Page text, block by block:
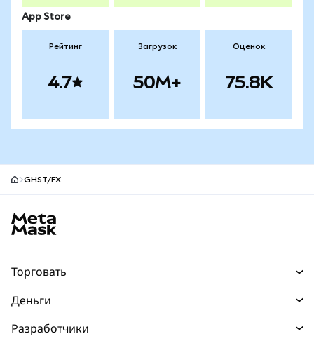
App Store
Рейтинг
4.7
Загрузок
50M+
Оценок
75.8K
GHST/FX
Торговать
Прогнозы
Деньги
Разработчики